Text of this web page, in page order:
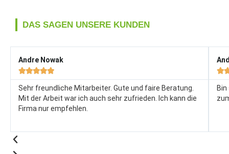
DAS SAGEN UNSERE KUNDEN
Andre Nowak

Sehr freundliche Mitarbeiter. Gute und faire Beratung.
Mit der Arbeit war ich auch sehr zufrieden. Ich kann die
Firma nur empfehlen.
